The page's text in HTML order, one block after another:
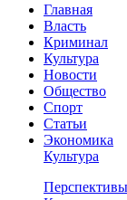
Главная
Власть
Криминал
Культура
Новости
Общество
Спорт
Статьи
Экономика
Культура
Перспективы